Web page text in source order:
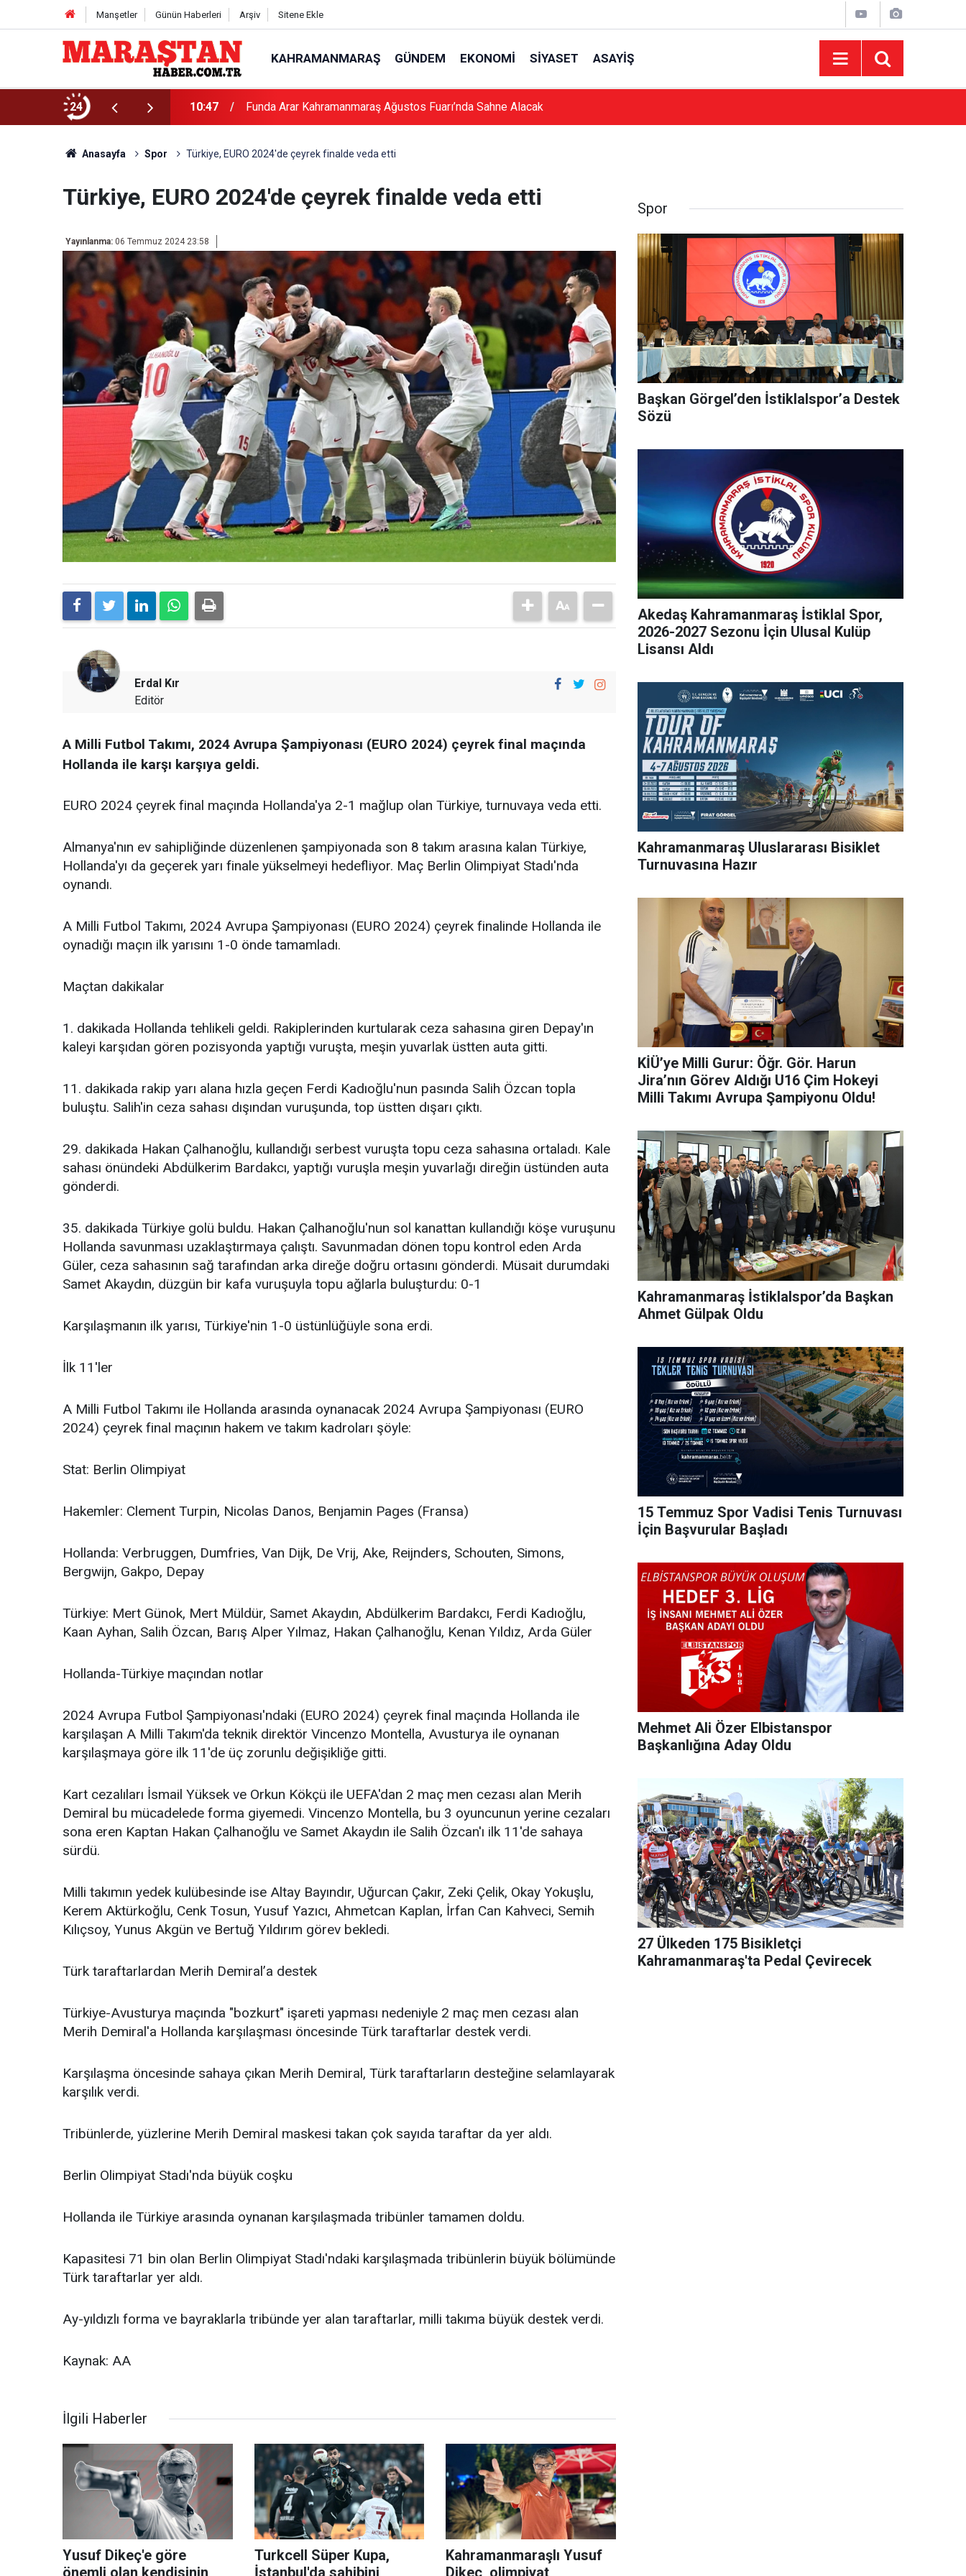
Manşetler Günün Haberleri Arşiv Sitene Ekle
KAHRAMANMARAŞ GÜNDEM EKONOMI SIYASET ASAYIŞ
24 10:47 Funda Arar Kahramanmaraş Ağustos Fuarı’nda Sahne Alacak
Anasayfa Spor Türkiye, EURO 2024'de çeyrek finalde veda etti
Türkiye, EURO 2024'de çeyrek finalde veda etti
Yayınlanma: 06 Temmuz 2024 23:58
Erdal Kır
Editör
A Milli Futbol Takımı, 2024 Avrupa Şampiyonası (EURO 2024) çeyrek final maçında
Hollanda ile karşı karşıya geldi.
EURO 2024 çeyrek final maçında Hollanda'ya 2-1 mağlup olan Türkiye, turnuvaya veda etti.
Almanya'nın ev sahipliğinde düzenlenen şampiyonada son 8 takım arasına kalan Türkiye,
Hollanda'yı da geçerek yarı finale yükselmeyi hedefliyor. Maç Berlin Olimpiyat Stadı'nda
oynandı.
A Milli Futbol Takımı, 2024 Avrupa Şampiyonası (EURO 2024) çeyrek finalinde Hollanda ile
oynadığı maçın ilk yarısını 1-0 önde tamamladı.
Maçtan dakikalar
1. dakikada Hollanda tehlikeli geldi. Rakiplerinden kurtularak ceza sahasına giren Depay'ın
kaleyi karşıdan gören pozisyonda yaptığı vuruşta, meşin yuvarlak üstten auta gitti.
11. dakikada rakip yarı alana hızla geçen Ferdi Kadıoğlu'nun pasında Salih Özcan topla
buluştu. Salih'in ceza sahası dışından vuruşunda, top üstten dışarı çıktı.
29. dakikada Hakan Çalhanoğlu, kullandığı serbest vuruşta topu ceza sahasına ortaladı. Kale
sahası önündeki Abdülkerim Bardakcı, yaptığı vuruşla meşin yuvarlağı direğin üstünden auta
gönderdi.
35. dakikada Türkiye golü buldu. Hakan Çalhanoğlu'nun sol kanattan kullandığı köşe vuruşunu
Hollanda savunması uzaklaştırmaya çalıştı. Savunmadan dönen topu kontrol eden Arda
Güler, ceza sahasının sağ tarafından arka direğe doğru ortasını gönderdi. Müsait durumdaki
Samet Akaydın, düzgün bir kafa vuruşuyla topu ağlarla buluşturdu: 0-1
Karşılaşmanın ilk yarısı, Türkiye'nin 1-0 üstünlüğüyle sona erdi.
İlk 11'ler
A Milli Futbol Takımı ile Hollanda arasında oynanacak 2024 Avrupa Şampiyonası (EURO
2024) çeyrek final maçının hakem ve takım kadroları şöyle:
Stat: Berlin Olimpiyat
Hakemler: Clement Turpin, Nicolas Danos, Benjamin Pages (Fransa)
Hollanda: Verbruggen, Dumfries, Van Dijk, De Vrij, Ake, Reijnders, Schouten, Simons,
Bergwijn, Gakpo, Depay
Türkiye: Mert Günok, Mert Müldür, Samet Akaydın, Abdülkerim Bardakcı, Ferdi Kadıoğlu,
Kaan Ayhan, Salih Özcan, Barış Alper Yılmaz, Hakan Çalhanoğlu, Kenan Yıldız, Arda Güler
Hollanda-Türkiye maçından notlar
2024 Avrupa Futbol Şampiyonası'ndaki (EURO 2024) çeyrek final maçında Hollanda ile
karşılaşan A Milli Takım'da teknik direktör Vincenzo Montella, Avusturya ile oynanan
karşılaşmaya göre ilk 11'de üç zorunlu değişikliğe gitti.
Kart cezalıları İsmail Yüksek ve Orkun Kökçü ile UEFA'dan 2 maç men cezası alan Merih
Demiral bu mücadelede forma giyemedi. Vincenzo Montella, bu 3 oyuncunun yerine cezaları
sona eren Kaptan Hakan Çalhanoğlu ve Samet Akaydın ile Salih Özcan'ı ilk 11'de sahaya
sürdü.
Milli takımın yedek kulübesinde ise Altay Bayındır, Uğurcan Çakır, Zeki Çelik, Okay Yokuşlu,
Kerem Aktürkoğlu, Cenk Tosun, Yusuf Yazıcı, Ahmetcan Kaplan, İrfan Can Kahveci, Semih
Kılıçsoy, Yunus Akgün ve Bertuğ Yıldırım görev bekledi.
Türk taraftarlardan Merih Demiral’a destek
Türkiye-Avusturya maçında "bozkurt" işareti yapması nedeniyle 2 maç men cezası alan
Merih Demiral'a Hollanda karşılaşması öncesinde Türk taraftarlar destek verdi.
Karşılaşma öncesinde sahaya çıkan Merih Demiral, Türk taraftarların desteğine selamlayarak
karşılık verdi.
Tribünlerde, yüzlerine Merih Demiral maskesi takan çok sayıda taraftar da yer aldı.
Berlin Olimpiyat Stadı'nda büyük coşku
Hollanda ile Türkiye arasında oynanan karşılaşmada tribünler tamamen doldu.
Kapasitesi 71 bin olan Berlin Olimpiyat Stadı'ndaki karşılaşmada tribünlerin büyük bölümünde
Türk taraftarlar yer aldı.
Ay-yıldızlı forma ve bayraklarla tribünde yer alan taraftarlar, milli takıma büyük destek verdi.
Kaynak: AA
İlgili Haberler
Yusuf Dikeç'e göre
Turkcell Süper Kupa,
Kahramanmaraşlı Yusuf
Spor
Başkan Görgel’den İstiklalspor’a Destek
Sözü
Akedaş Kahramanmaraş İstiklal Spor,
2026-2027 Sezonu İçin Ulusal Kulüp
Lisansı Aldı
Kahramanmaraş Uluslararası Bisiklet
Turnuvasına Hazır
KİÜ’ye Milli Gurur: Öğr. Gör. Harun
Jira’nın Görev Aldığı U16 Çim Hokeyi
Milli Takımı Avrupa Şampiyonu Oldu!
Kahramanmaraş İstiklalspor’da Başkan
Ahmet Gülpak Oldu
15 Temmuz Spor Vadisi Tenis Turnuvası
İçin Başvurular Başladı
Mehmet Ali Özer Elbistanspor
Başkanlığına Aday Oldu
27 Ülkeden 175 Bisikletçi
Kahramanmaraş'ta Pedal Çevirecek